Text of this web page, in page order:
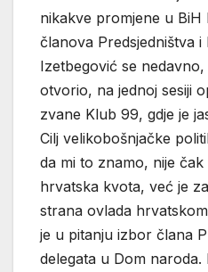
nikakve promjene u
članova Predsjedništva i
Izetbegović se
otvorio, na jednoj sesiji
zvane Klub 99, gdje je
Cilj velikobošnjačke
da mi to znamo, nije čak
hrvatska kvota, već je
strana ovlada
je u pitanju izbor člana
delegata u Dom